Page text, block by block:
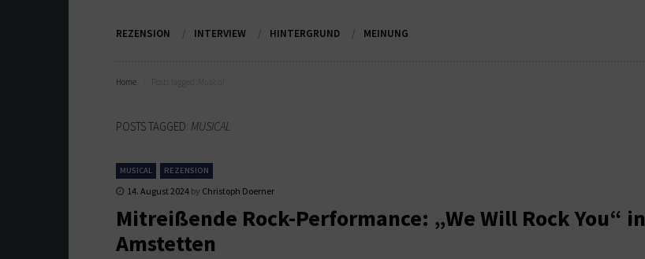
REZENSION INTERVIEW HINTERGRUND MEINUNG
Home
POSTS TAGGED: MUSICAL
MUSICAL REZENSION
14. August 2024 by Christoph Doerner
Mitreißende Rock-Performance: „We Will Rock You“ in
Amstetten